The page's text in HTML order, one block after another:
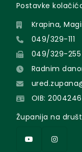
Postavke
Krapina,
049/329-111
049/329-255
Radnim
OIB:
Županija na